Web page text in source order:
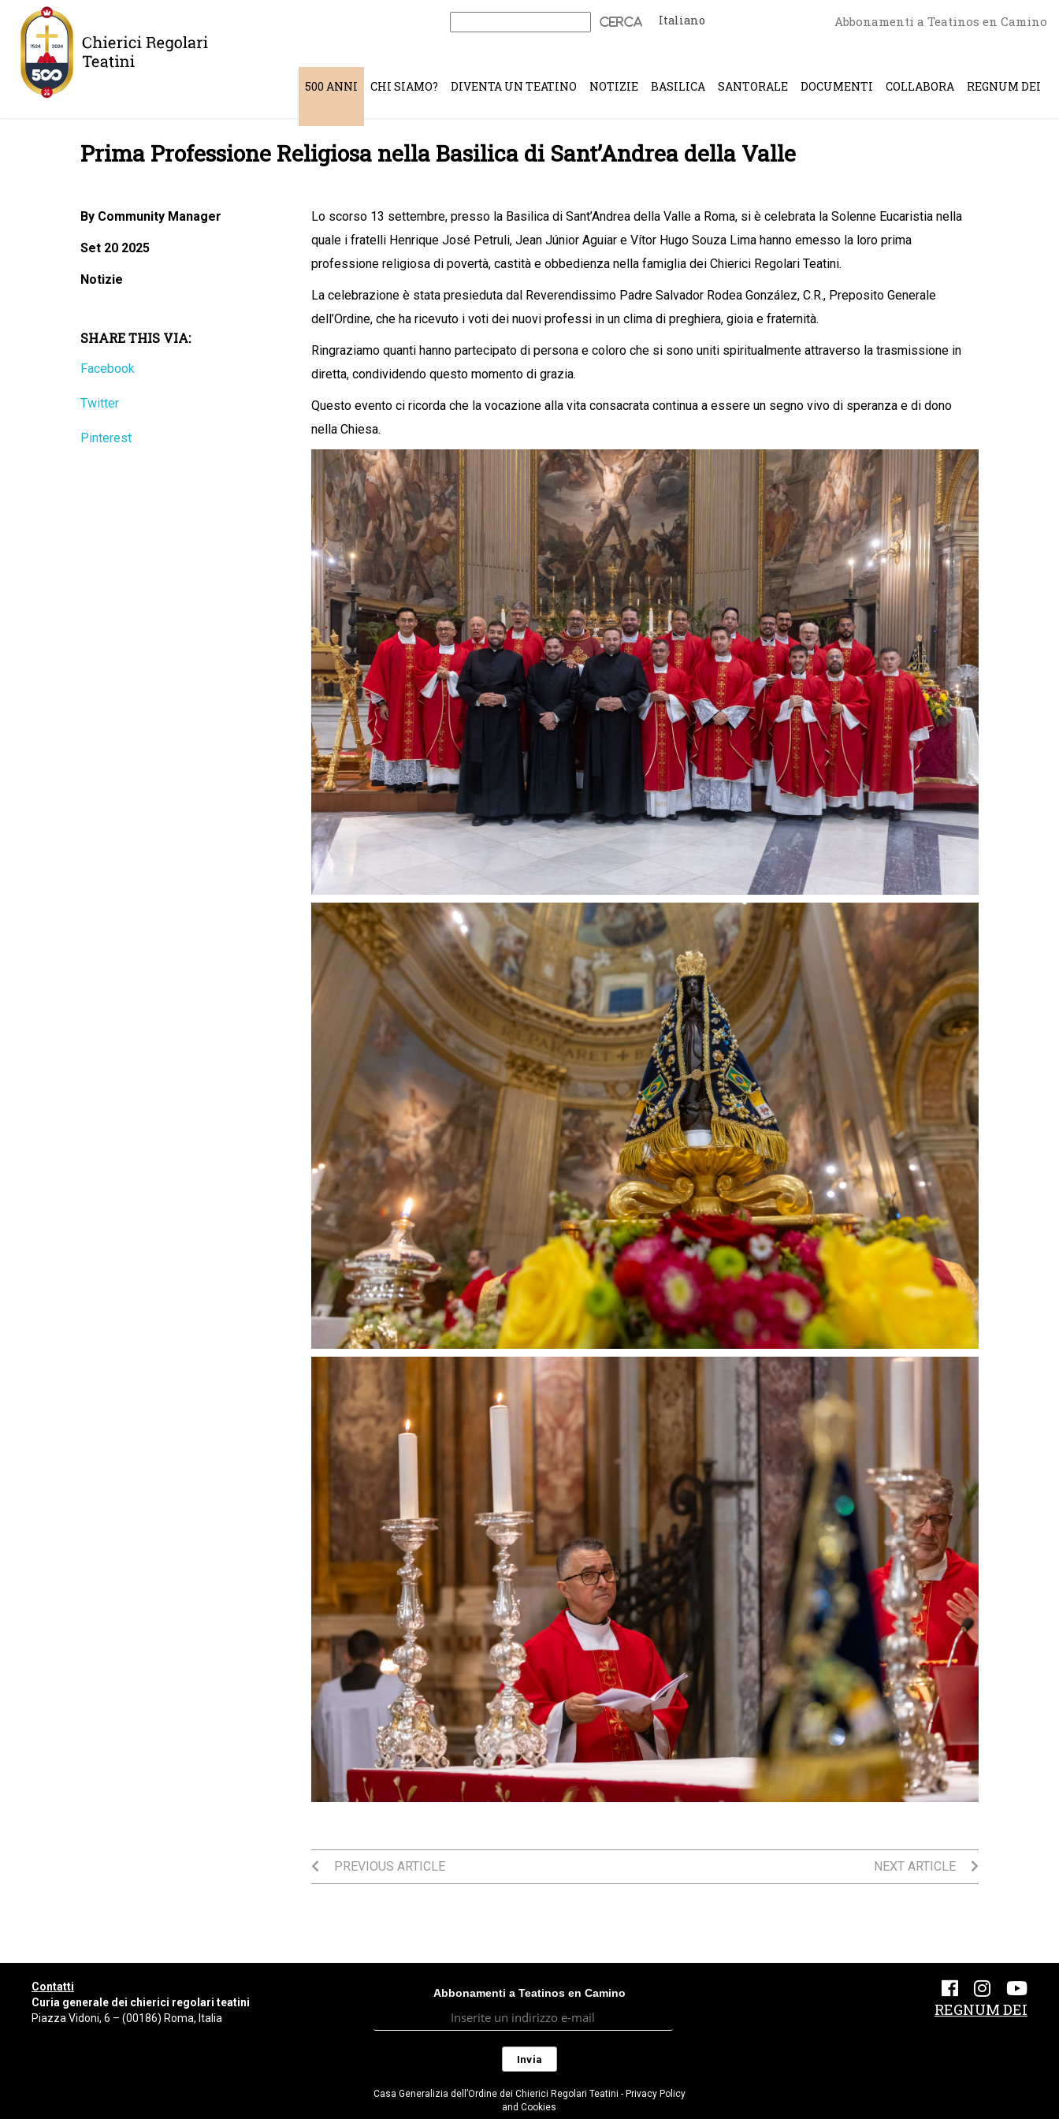
Ricerca
Italiano Abbonamenti a Teatinos en Camino
500 ANNI CHI SIAMO? DIVENTA UN TEATINO NOTIZIE BASILICA SANTORALE DOCUMENTI COLLABORA REGNUM DEI
Prima Professione Religiosa nella Basilica di Sant’Andrea della Valle
By Community Manager
Set 20 2025
Notizie
SHARE THIS VIA:
Facebook
Twitter
Pinterest
Lo scorso 13 settembre, presso la Basilica di Sant’Andrea della Valle a Roma, si è celebrata la Solenne Eucaristia nella
quale i fratelli Henrique José Petruli, Jean Júnior Aguiar e Vítor Hugo Souza Lima hanno emesso la loro prima
professione religiosa di povertà, castità e obbedienza nella famiglia dei Chierici Regolari Teatini.
La celebrazione è stata presieduta dal Reverendissimo Padre Salvador Rodea González, C.R., Preposito Generale
dell’Ordine, che ha ricevuto i voti dei nuovi professi in un clima di preghiera, gioia e fraternità.
Ringraziamo quanti hanno partecipato di persona e coloro che si sono uniti spiritualmente attraverso la trasmissione in
diretta, condividendo questo momento di grazia.
Questo evento ci ricorda che la vocazione alla vita consacrata continua a essere un segno vivo di speranza e di dono
nella Chiesa.
PREVIOUS ARTICLE NEXT ARTICLE
Contatti
Curia generale dei chierici regolari teatini
Piazza Vidoni, 6 – (00186) Roma, Italia
Abbonamenti a Teatinos en Camino
Casa Generalizia dell’Ordine dei Chierici Regolari Teatini - Privacy Policy
and Cookies
REGNUM DEI